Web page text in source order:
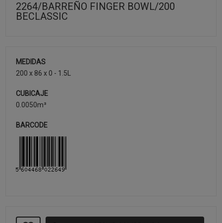
2264/BARREÑO FINGER BOWL/200
BECLASSIC
MEDIDAS
200 x 86 x 0 - 1.5L
CUBICAJE
0.0050m³
BARCODE